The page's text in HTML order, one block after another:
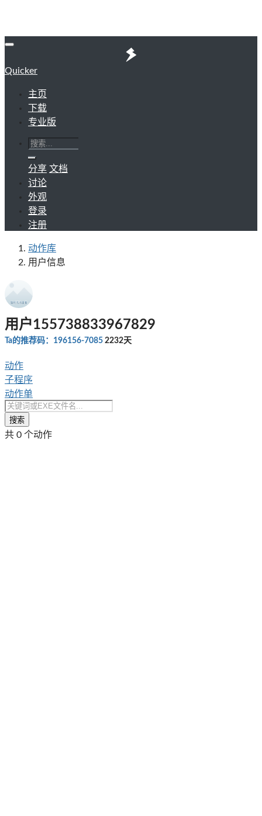
Quicker
主页
下载
专业版
分享 文档
讨论
外观
登录
注册
动作库
用户信息
用户155738833967829
Ta的推荐码：196156-7085 2232天
动作
子程序
动作单
搜索
共 0 个动作